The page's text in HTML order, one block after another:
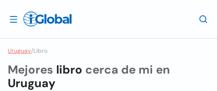
Uruguay/Libro
Mejores libro cerca de mi en
Uruguay